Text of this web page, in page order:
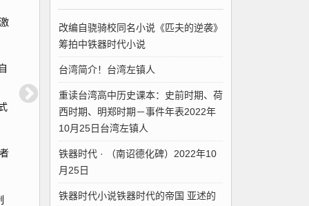
改编自骁骑校同名小说《匹夫的逆袭》
筹拍中铁器时代小说
台湾简介！台湾左镇人
重读台湾高中历史课本：史前时期、荷
西时期、明郑时期－事件年表2022年
10月25日台湾左镇人
铁器时代 · （南诏德化碑）2022年10
月25日
铁器时代小说铁器时代的帝国 亚述的